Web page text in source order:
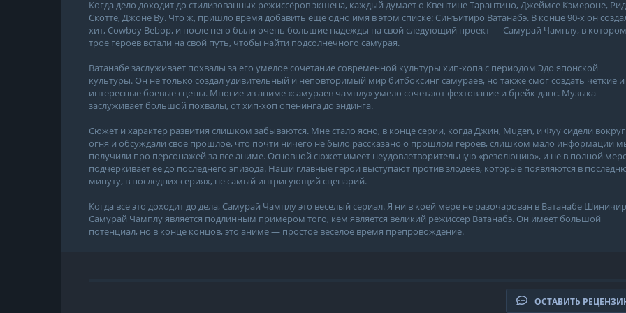
Когда дело доходит до стилизованных режиссёров экшена, каждый думает о Квентине Тарантино, Джеймсе Кэмероне,
Скотте, Джоне Ву. Что ж, пришло время добавить еще одно имя в этом списке: Синъитиро Ватанабэ. В конце 90-х он
хит, Cowboy Bebop, и после него были очень большие надежды на свой следующий проект — Самурай Чамплу, в котором
трое героев встали на свой путь, чтобы найти подсолнечного самурая.
Ватанабе заслуживает похвалы за его умелое сочетание современной культуры хип-хопа с периодом Эдо японской
культуры. Он не только создал удивительный и неповторимый мир битбоксинг самураев, но также смог создать четкие и
интересные боевые сцены. Многие из аниме «самураев чамплу» умело сочетают фехтование и брейк-данс. Музыка
заслуживает большой похвалы, от хип-хоп опенинга до эндинга.
Сюжет и характер развития слишком забываются. Мне стало ясно, в конце серии, когда Джин, Mugen, и Фуу сидели вокруг
огня и обсуждали свое прошлое, что почти ничего не было рассказано о прошлом героев, слишком мало информации
получили про персонажей за все аниме. Основной сюжет имеет неудовлетворительную «резолюцию», и не в полной
подчеркивает её до последнего эпизода. Наши главные герои выступают против злодеев, которые появляются в
минуту, в последних сериях, не самый интригующий сценарий.
Когда все это доходит до дела, Самурай Чамплу это веселый сериал. Я ни в коей мере не разочарован в Ватанабе
Самурай Чамплу является подлинным примером того, кем является великий режиссер Ватанабэ. Он имеет большой
потенциал, но в конце концов, это аниме — простое веселое время препровождение.
ОСТАВИТЬ